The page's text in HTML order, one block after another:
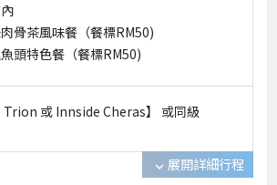
骨茶風味餐（餐標RM50)
頭特色餐（餐標RM50)
Trion 或 Innside Cheras】 或同級
expand_more 展開詳細行程